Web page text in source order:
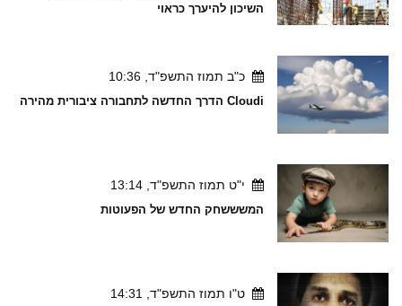
השיכון להיערך כראוי
כ"ב תמוז התשפ"ד, 10:36
Cloudi הדרך החדשה לתחבורה ציבורית מהירה
י"ט תמוז התשפ"ד, 13:14
המשששחק החדש של הפעוטות
ט"ו תמוז התשפ"ד, 14:31